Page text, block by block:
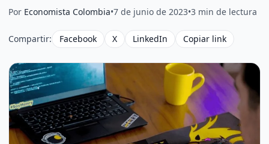
Por Economista Colombia•7 de junio de 2023•3 min de lectura
Compartir: Facebook X LinkedIn Copiar link